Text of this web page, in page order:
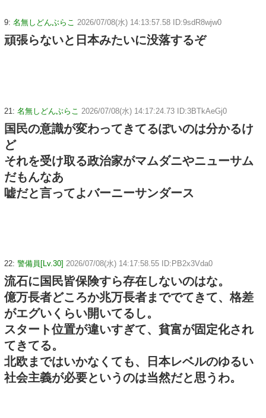
9: 名無しどんぶらこ 2026/07/08(水) 14:13:57.58 ID:9sdR8wjw0
頑張らないと日本みたいに没落するぞ
21: 名無しどんぶらこ 2026/07/08(水) 14:17:24.73 ID:3BTkAeGj0
国民の意識が変わってきてるぽいのは分かるけ
ど
それを受け取る政治家がマムダニやニューサム
だもんなあ
嘘だと言ってよバーニーサンダース
22: 警備員[Lv.30] 2026/07/08(水) 14:17:58.55 ID:PB2x3Vda0
流石に国民皆保険すら存在しないのはな。
億万長者どころか兆万長者まででてきて、格差
がエグいくらい開いてるし。
スタート位置が違いすぎて、貧富が固定化され
てきてる。
北欧まではいかなくても、日本レベルのゆるい
社会主義が必要というのは当然だと思うわ。